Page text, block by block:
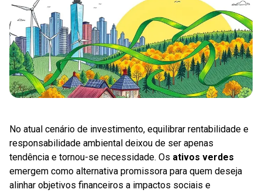
No atual cenário de investimento, equilibrar rentabilidade e
responsabilidade ambiental deixou de ser apenas
tendência e tornou-se necessidade. Os ativos verdes
emergem como alternativa promissora para quem deseja
alinhar objetivos financeiros a impactos sociais e